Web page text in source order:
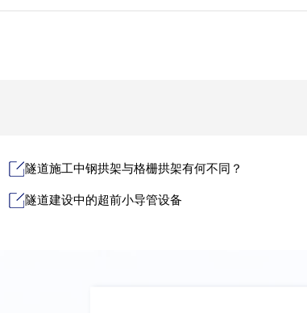
隧道施工中钢拱架与格栅拱架有何不同？
隧道建设中的超前小导管设备